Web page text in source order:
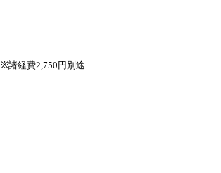
※諸経費2,750 円別途